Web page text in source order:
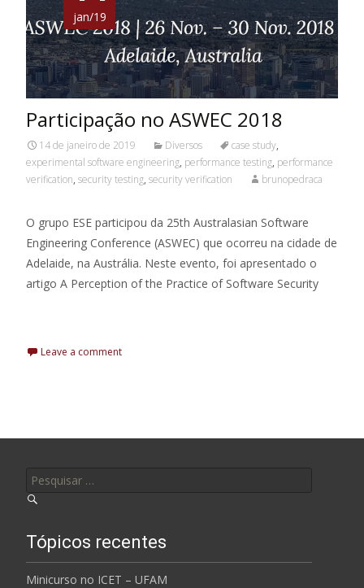
jan/19
Participação no ASWEC 2018
14 de janeiro de 2019 Diversos case study,
experimental software engineering, performance testing, performance
verification, security testing, security verification brunopedraca
O grupo ESE participou da 25th Australasian Software
Engineering Conference (ASWEC) que ocorreu na cidade de
Adelaide, na Austrália. Neste evento, foi apresentado o
artigo A Perception of the Practice of Software Security
Leave a comment
Tópicos recentes
Minicurso no ICET – UFAM